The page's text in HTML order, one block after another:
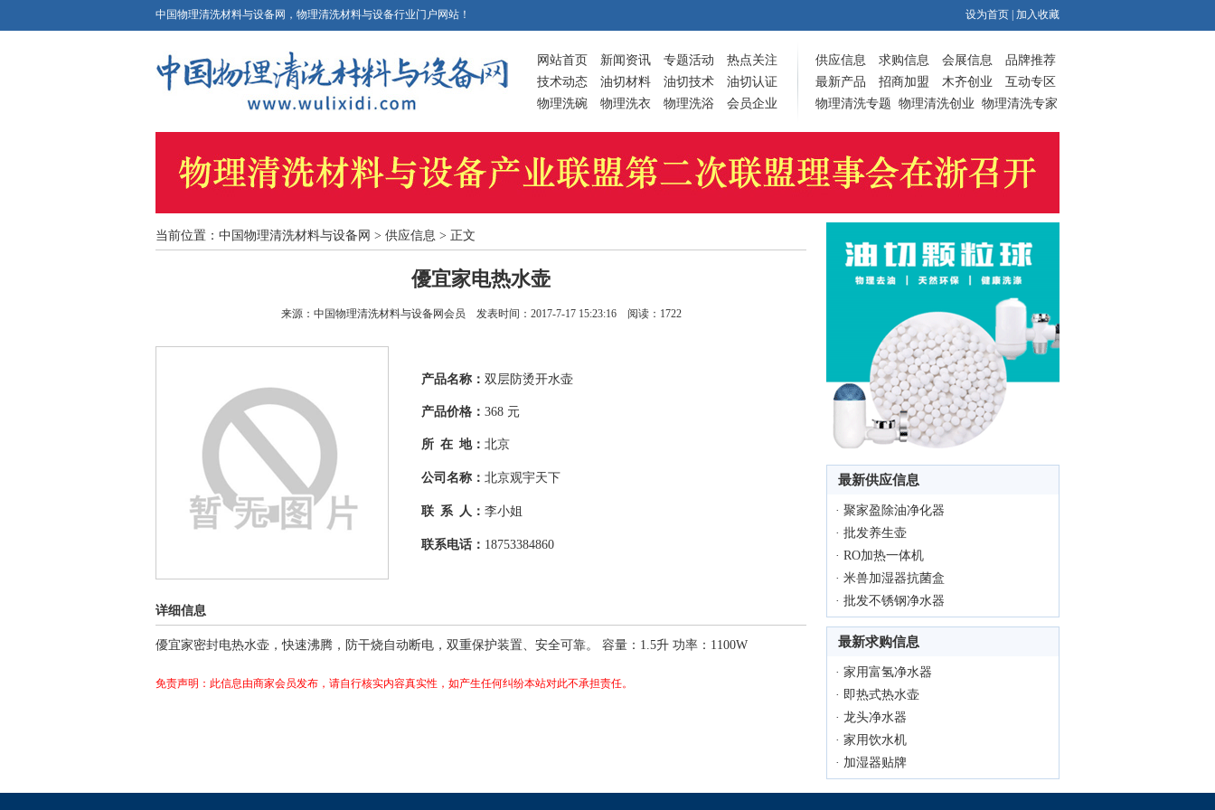
中国物理清洗材料与设备网，物理清洗材料与设备行业门户网站！ 设为首页 加入收藏
网站首页 新闻资讯 专题活动
热点关注
技术动态
油切材料 油切技术
油切认证
物理洗碗
物理洗衣 物理洗浴 会员企业
供应信息 求购信息 会展信息
品牌推荐
最新产品
招商加盟 木齐创业
互动专区
物理清洗专题 物理清洗创业 物理清洗专家
当前位置： 中国物理清洗材料与设备网 > 供应信息 > 正文
優宜家电热水壶
来源：中国物理清洗材料与设备网会员 发表时间：2017-7-17 15:23:16 阅读：1722
产品名称： 双层防烫开水壶
产品价格： 368 元
所 在 地： 北京
公司名称： 北京观宇天下
联 系 人： 李小姐
联系电话： 18753384860
详细信息
優宜家密封电热水壶，快速沸腾，防干烧自动断电，双重保护装置、安全可靠。 容量：1.5升 功率：1100W
免责声明：此信息由商家会员发布，请自行核实内容真实性，如产生任何纠纷本站对此不承担责任。
最新供应信息
· 聚家盈除油净化器
· 批发养生壶
· RO加热一体机
· 米兽加湿器抗菌盒
· 批发不锈钢净水器
最新求购信息
· 家用富氢净水器
· 即热式热水壶
· 龙头净水器
· 家用饮水机
· 加湿器贴牌